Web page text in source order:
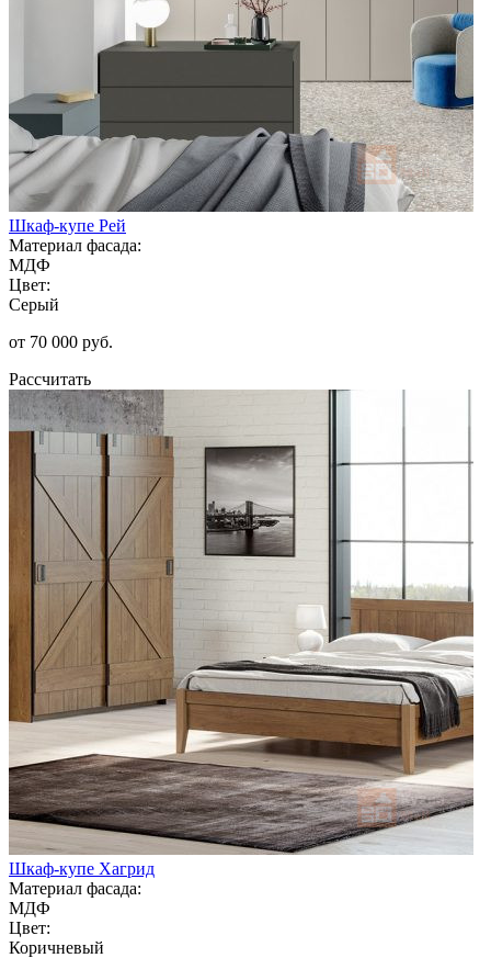
Шкаф-купе Рей
Материал фасада:
МДФ
Цвет:
Серый
от 70 000 руб.
Рассчитать
Шкаф-купе Хагрид
Материал фасада:
МДФ
Цвет:
Коричневый